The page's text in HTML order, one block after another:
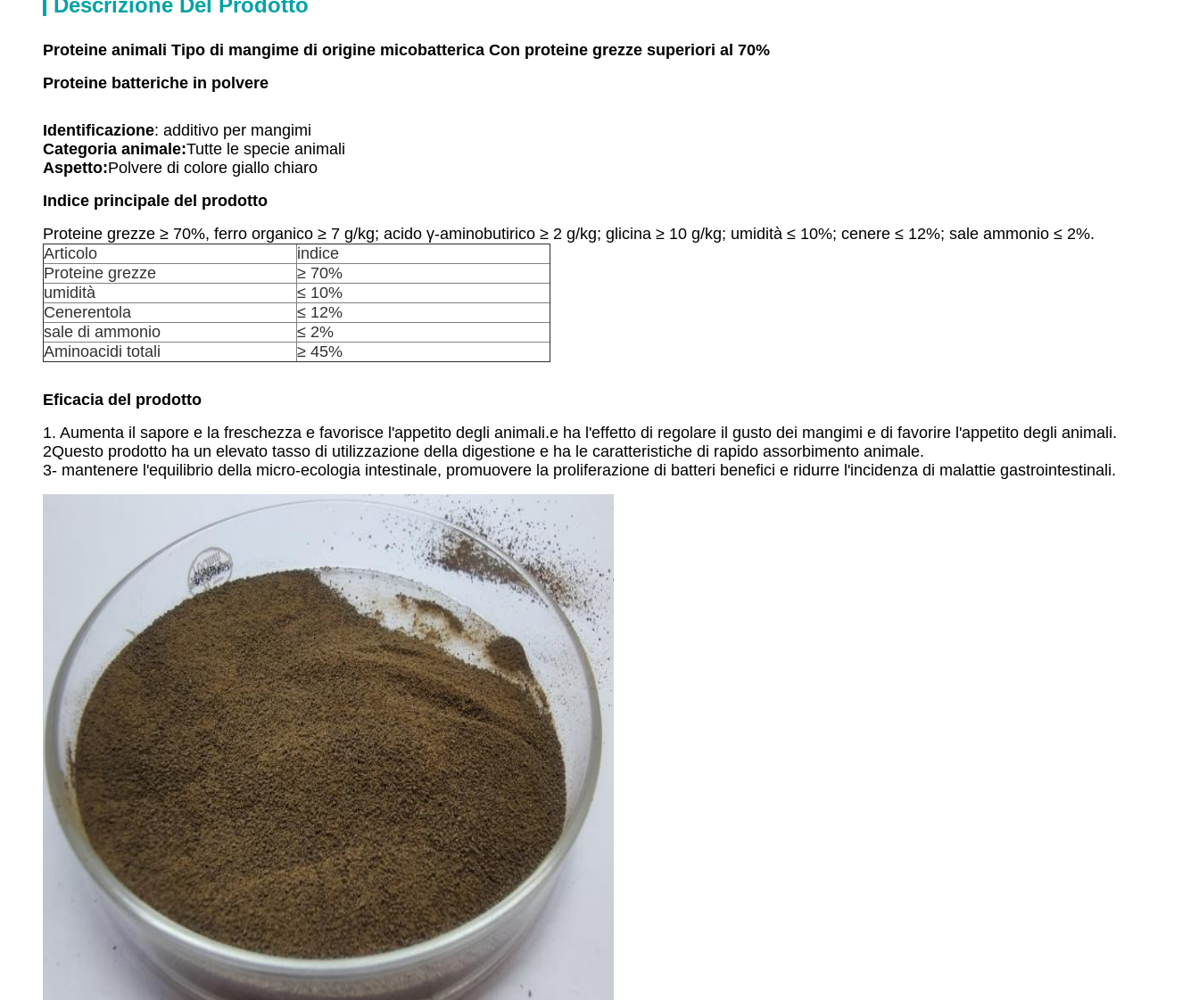
Descrizione Del Prodotto
Proteine animali Tipo di mangime di origine micobatterica Con proteine grezze superiori al 70%
Proteine batteriche in polvere
Identificazione: additivo per mangimi
Categoria animale:Tutte le specie animali
Aspetto:Polvere di colore giallo chiaro
Indice principale del prodotto
Proteine grezze ≥ 70%, ferro organico ≥ 7 g/kg; acido γ-aminobutirico ≥ 2 g/kg; glicina ≥ 10 g/kg; umidità ≤ 10%; cenere ≤ 12%; sale ammonio ≤ 2%.
Articolo
indice
Proteine grezze
≥ 70%
umidità
≤ 10%
Cenerentola
≤ 12%
sale di ammonio
≤ 2%
Aminoacidi totali
≥ 45%
Eficacia del prodotto
1. Aumenta il sapore e la freschezza e favorisce l'appetito degli animali.e ha l'effetto di regolare il gusto dei mangimi e di favorire l'appetito degli animali.
2Questo prodotto ha un elevato tasso di utilizzazione della digestione e ha le caratteristiche di rapido assorbimento animale.
3- mantenere l'equilibrio della micro-ecologia intestinale, promuovere la proliferazione di batteri benefici e ridurre l'incidenza di malattie gastrointestinali.